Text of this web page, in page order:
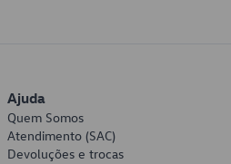
Ajuda
Quem Somos
Atendimento (SAC)
Devoluções e trocas